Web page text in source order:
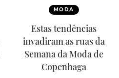
MODA
Estas tendências
invadiram as ruas da
Semana da Moda de
Copenhaga